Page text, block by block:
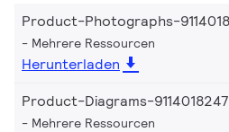
Product-Photographs-
Mehrere Ressourcen
Herunterladen
Product-Diagrams-
Mehrere Ressourcen